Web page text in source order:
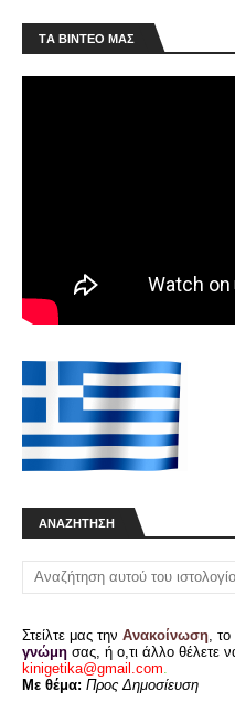
ΤA ΒΙΝΤΕΟ MAΣ
ΑΝΑΖΉΤΗΣΗ
Στείλτε μας την Ανακοίνωση, το
γνώμη σας, ή ο,τι άλλο θέλετε
kinigetika@gmail.com.
Με θέμα: Προς Δημοσίευση